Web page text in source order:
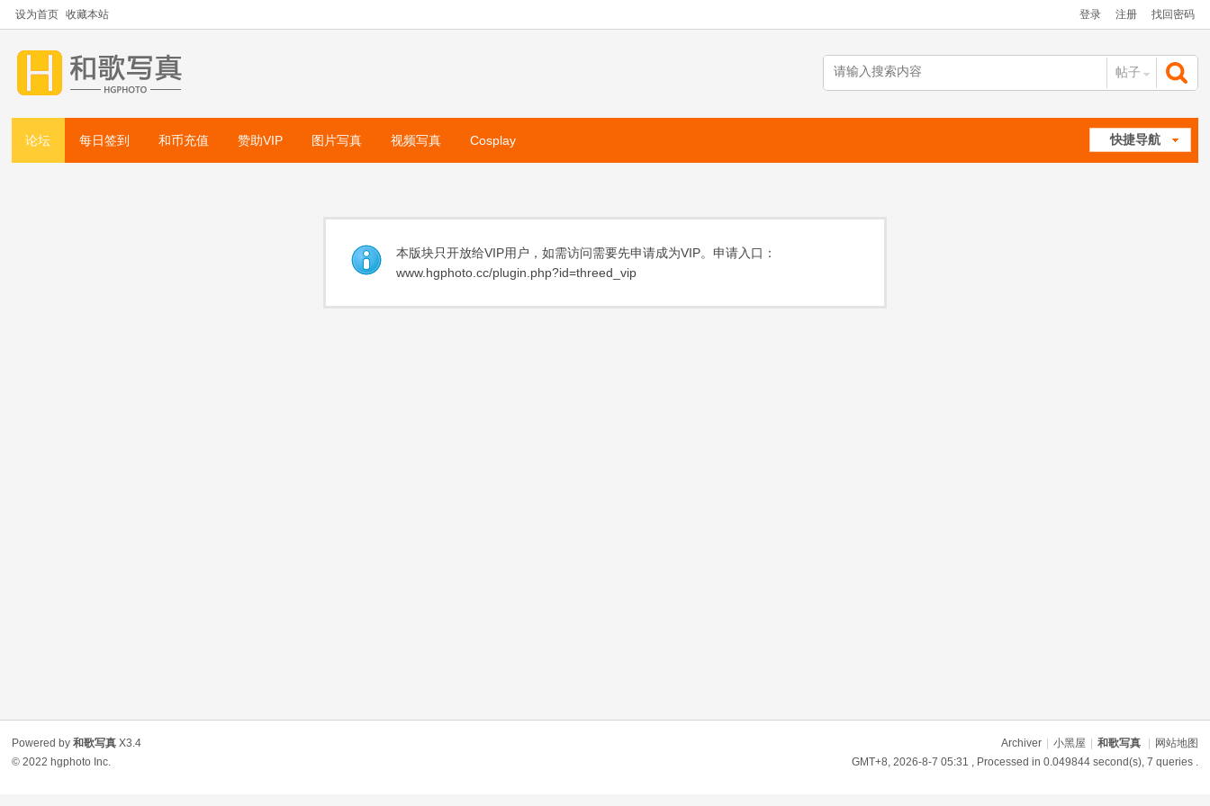
设为首页 收藏本站 登录 注册 找回密码
帖子
快捷导航
论坛 每日签到 和币充值 赞助VIP 图片写真 视频写真 Cosplay
本版块只开放给VIP用户，如需访问需要先申请成为VIP。申请入口：
www.hgphoto.cc/plugin.php?id=threed_vip
Archiver 小黑屋 和歌写真
网站地图
GMT+8, 2026-8-7 05:31 , Processed in 0.049844 second(s), 7 queries .
Powered by和歌写真 X3.4
© 2022 hgphoto Inc.